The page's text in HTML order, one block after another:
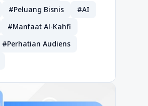
#Peluang Bisnis
#AI
#Manfaat Al-Kahfi
#Perhatian Audiens